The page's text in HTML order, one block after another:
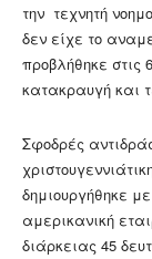
την τεχνητή
δεν είχε το
προβλήθηκε στις
κατακραυγή και
Σφοδρές
δημιουργήθηκε
αμερικανική
διάρκειας 45